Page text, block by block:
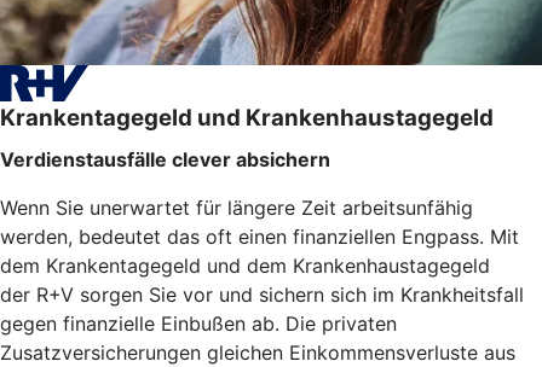
Krankentagegeld und Krankenhaustagegeld
Verdienstausfälle clever absichern
Wenn Sie unerwartet für längere Zeit arbeitsunfähig
werden, bedeutet das oft einen finanziellen Engpass. Mit
dem Krankentagegeld und dem Krankenhaustagegeld
der R+V sorgen Sie vor und sichern sich im Krankheitsfall
gegen finanzielle Einbußen ab. Die privaten
Zusatzversicherungen gleichen Einkommensverluste aus